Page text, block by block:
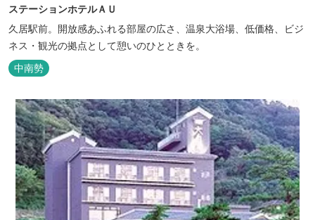
ステーションホテルＡＵ
久居駅前。開放感あふれる部屋の広さ、温泉大浴場、低価格、ビジ
ネス・観光の拠点として憩いのひとときを。
中南勢